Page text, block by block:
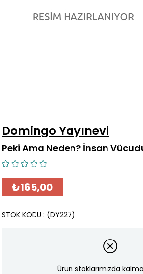
Domingo Yayınevi
Peki Ama Neden? İnsan
₺165,00
(DY227)
STOK KODU
Ürün stoklarımızda